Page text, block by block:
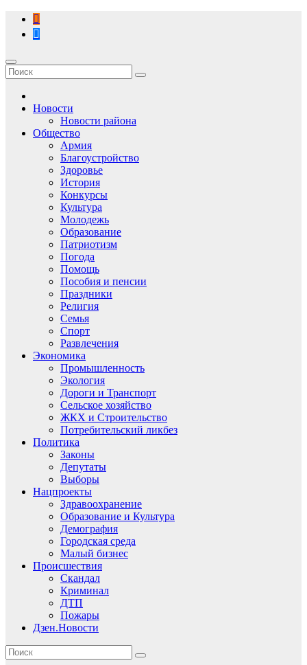
Перейти
содержимому
Новости
Новости района
Общество
Армия
Благоустройство
Здоровье
История
Конкурсы
Культура
Молодежь
Образование
Патриотизм
Погода
Помощь
Пособия и пенсии
Праздники
Религия
Семья
Спорт
Развлечения
Экономика
Промышленность
Экология
Дороги и Транспорт
Сельское хозяйство
ЖКХ и Строительство
Потребительский ликбез
Политика
Законы
Депутаты
Выборы
Нацпроекты
Здравоохранение
Образование и Культура
Демография
Городская среда
Малый бизнес
Происшествия
Скандал
Криминал
ДТП
Пожары
Дзен.Новости